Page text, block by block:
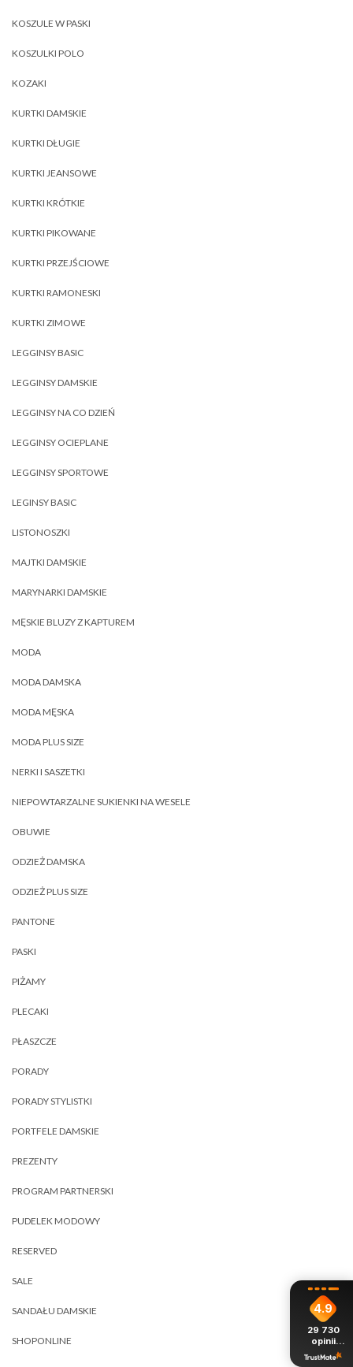
KOSZULE W PASKI
KOSZULKI POLO
KOZAKI
KURTKI DAMSKIE
KURTKI DŁUGIE
KURTKI JEANSOWE
KURTKI KRÓTKIE
KURTKI PIKOWANE
KURTKI PRZEJŚCIOWE
KURTKI RAMONESKI
KURTKI ZIMOWE
LEGGINSY BASIC
LEGGINSY DAMSKIE
LEGGINSY NA CO DZIEŃ
LEGGINSY OCIEPLANE
LEGGINSY SPORTOWE
LEGINSY BASIC
LISTONOSZKI
MAJTKI DAMSKIE
MARYNARKI DAMSKIE
MĘSKIE BLUZY Z KAPTUREM
MODA
MODA DAMSKA
MODA MĘSKA
MODA PLUS SIZE
NERKI I SASZETKI
NIEPOWTARZALNE SUKIENKI NA WESELE
OBUWIE
ODZIEŻ DAMSKA
ODZIEŻ PLUS SIZE
PANTONE
PASKI
PIŻAMY
PLECAKI
PŁASZCZE
PORADY
PORADY STYLISTKI
PORTFELE DAMSKIE
PREZENTY
PROGRAM PARTNERSKI
PUDELEK MODOWY
RESERVED
SALE
SANDAŁU DAMSKIE
SHOPONLINE
4.9
29 730
opinii
z całego
okresu